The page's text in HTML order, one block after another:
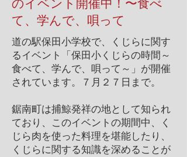
のイベント開催中！〜食べ
て、学んで、唄って
道の駅保田小学校で、くじらに関す
るイベント「保田小くじらの時間～
食べて、学んで、唄って～」が開催
されています。７月２７日まで。
鋸南町は捕鯨発祥の地として知られ
ており、このイベントの期間中、く
じら肉を使った料理を堪能したり、
くじらに関する知識を深めることが